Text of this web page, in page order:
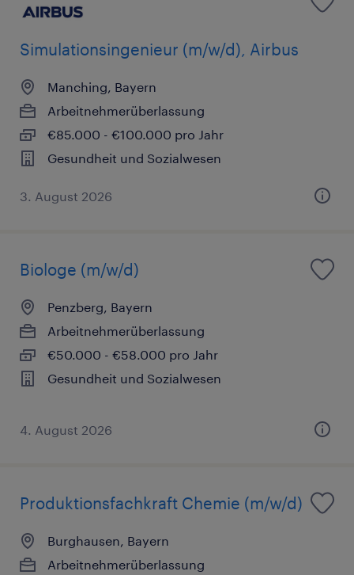
Simulationsingenieur (m/w/d), Airbus
Manching, Bayern
Arbeitnehmerüberlassung
€85.000 - €100.000 pro Jahr
Gesundheit und Sozialwesen
3. August 2026
Biologe (m/w/d)
Penzberg, Bayern
Arbeitnehmerüberlassung
€50.000 - €58.000 pro Jahr
Gesundheit und Sozialwesen
4. August 2026
Produktionsfachkraft Chemie (m/w/d)
Burghausen, Bayern
Arbeitnehmerüberlassung